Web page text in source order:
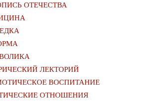
ОТЕЧЕСТВА
ЛЕКТОРИЙ
ВОСПИТАНИЕ
ОТНОШЕНИЯ